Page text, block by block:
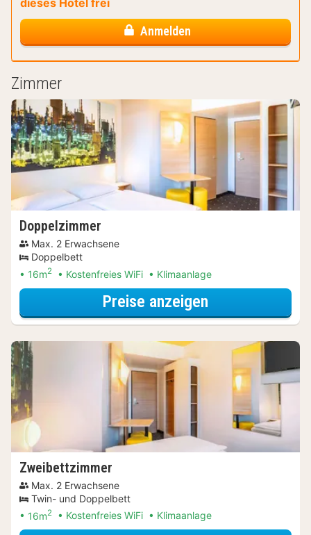
Anmelden
Zimmer
Doppelzimmer
Max. 2 Erwachsene
Doppelbett
16m2 Kostenfreies WiFi Klimaanlage
Preise anzeigen
Zweibettzimmer
Max. 2 Erwachsene
Twin- und Doppelbett
16m2 Kostenfreies WiFi Klimaanlage